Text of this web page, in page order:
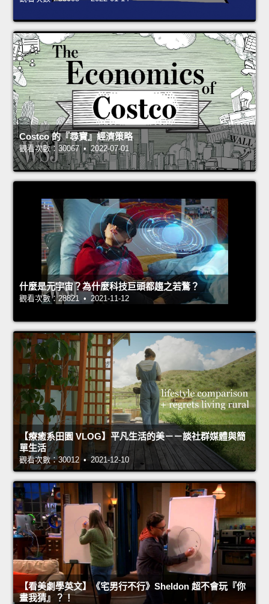
Costco 的『尋寶』經濟策略
觀看次數：30067 • 2022-07-01
什麼是元宇宙？為什麼科技巨頭都趨之若鶩？
觀看次數：28821 • 2021-11-12
【療癒系田園 VLOG】平凡生活的美－－談社群媒體與簡
單生活
觀看次數：30012 • 2021-12-10
【看美劇學英文】《宅男行不行》Sheldon 超不會玩『你
畫我猜』？！